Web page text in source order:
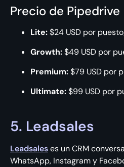
Precio de Pipedrive
Lite:$24 USD por
Growth:$49 USD por
Premium:$79 USD por
Ultimate:$99 USD por
5. Leadsales
Leadsaleses un CRM
WhatsApp, Instagram y